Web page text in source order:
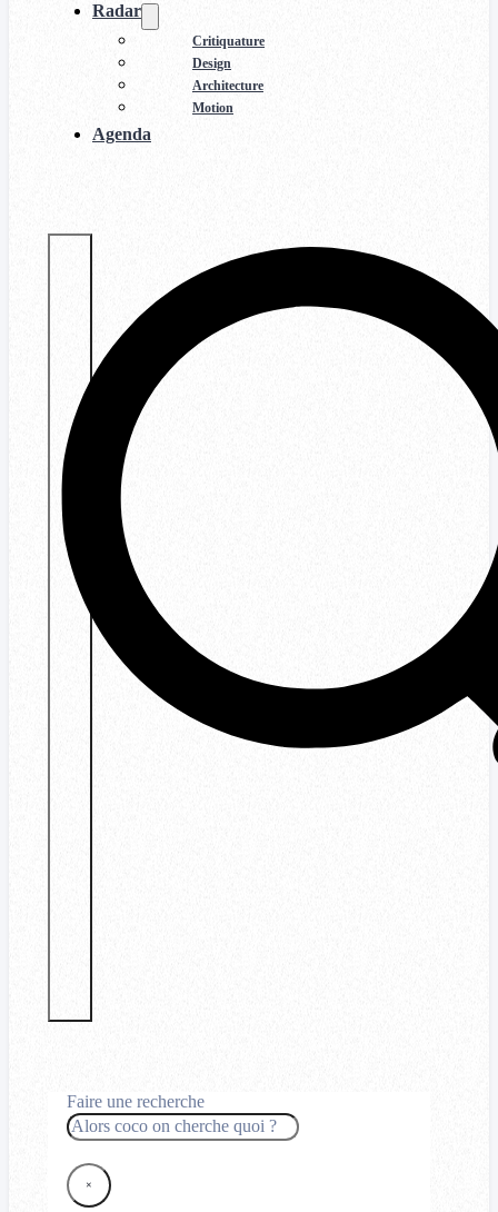
Radar
Critiquature
Design
Architecture
Motion
Agenda
Faire une recherche
Rechercher
×